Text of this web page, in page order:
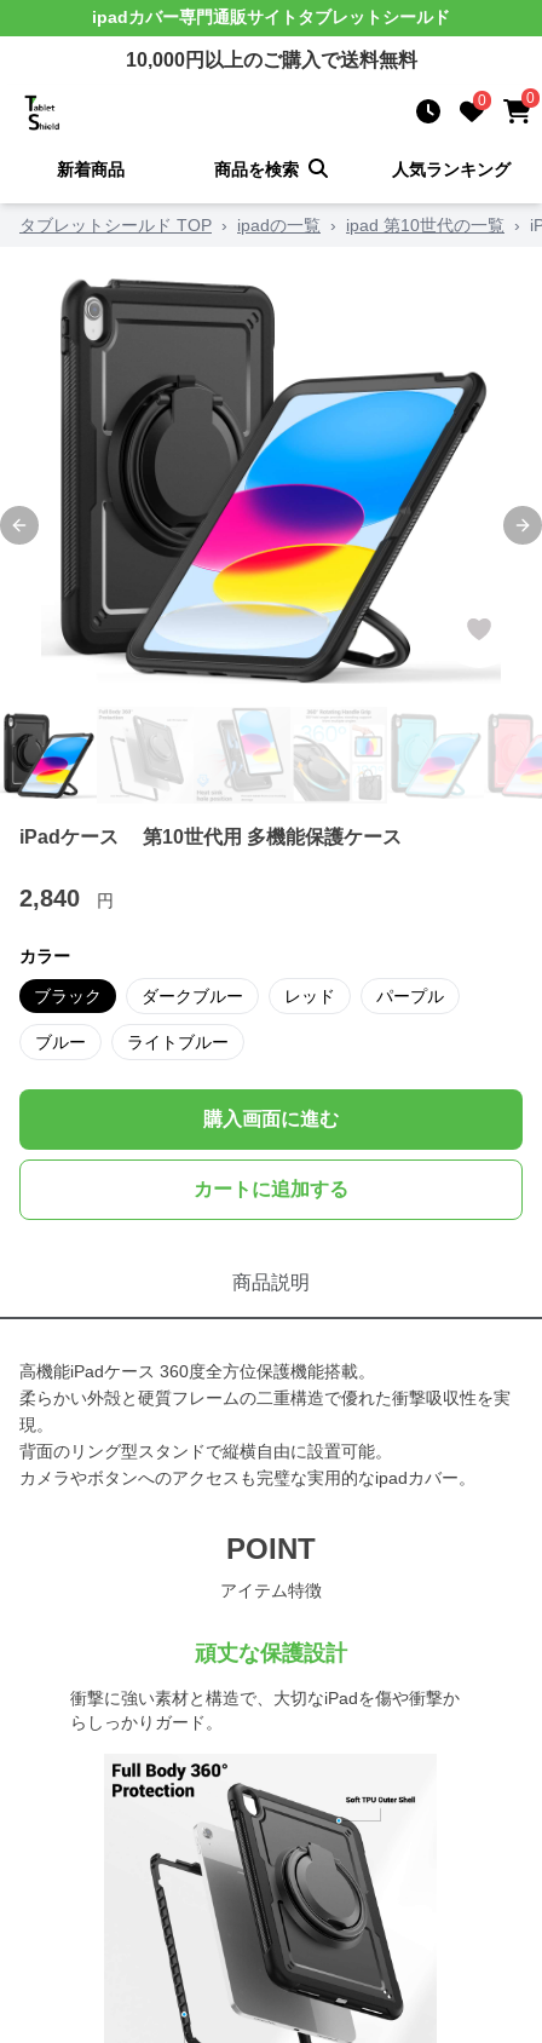
ipadカバー専門通販サイト タブレットシールド
10,000円以上のご購入で送料無料
0 0
新着商品 商品を検索 人気ランキング
タブレットシールド TOP › ipadの一覧 › ipad 第10世代の一覧 ›
Previous slide
iPadケース 第10世代用 多機能保護ケース
2,840 円
カラー
ブラック ダークブルー レッド パープル
ブルー ライトブルー
購入画面に進む
カートに追加する
商品説明
高機能iPadケース 360度全方位保護機能搭載。
柔らかい外殻と硬質フレームの二重構造で優れた衝撃吸収性を実
現。
背面のリング型スタンドで縦横自由に設置可能。
カメラやボタンへのアクセスも完璧な実用的なipadカバー。
POINT
アイテム特徴
頑丈な保護設計
衝撃に強い素材と構造で、大切なiPadを傷や衝撃か
らしっかりガード。